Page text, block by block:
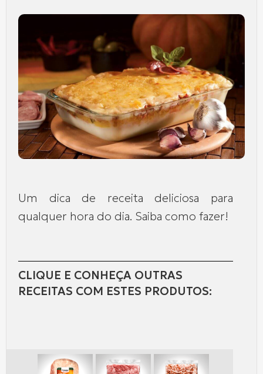
Um dica de receita deliciosa para
qualquer hora do dia. Saiba como fazer!
CLIQUE E CONHEÇA OUTRAS
RECEITAS COM ESTES PRODUTOS: